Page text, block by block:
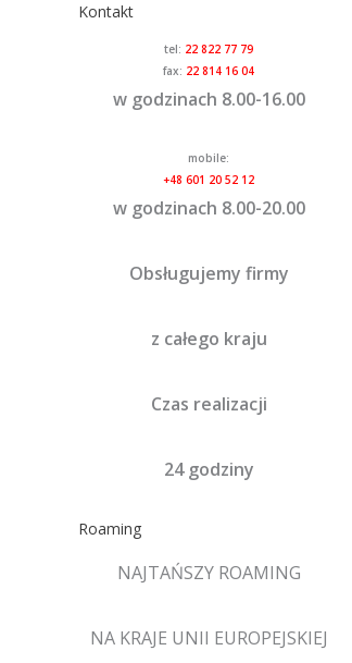
Kontakt
tel: 22 822 77 79
fax: 22 814 16 04
w godzinach 8.00-16.00
mobile:
+48 601 20 52 12
w godzinach 8.00-20.00
Obsługujemy firmy
z całego kraju
Czas realizacji
24 godziny
Roaming
NAJTAŃSZY ROAMING
NA KRAJE UNII EUROPEJSKIEJ